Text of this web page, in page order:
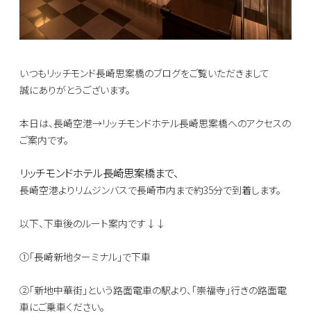
いつもリッチモンド長崎思案橋のブログをご覧いただきまして
誠にありがとうございます。
本日は、長崎空港→リッチモンドホテル長崎思案橋へのアクセスの
ご案内です。
リッチモンドホテル長崎思案橋まで、
長崎空港よりリムジンバスで長崎市内まで約35分で到着します。
以下、下車後のルート案内です↓↓
①「長崎新地ターミナル」で下車
②「新地中華街」という路面電車の駅より、「崇福寺」行きの路面電
車にご乗車ください。